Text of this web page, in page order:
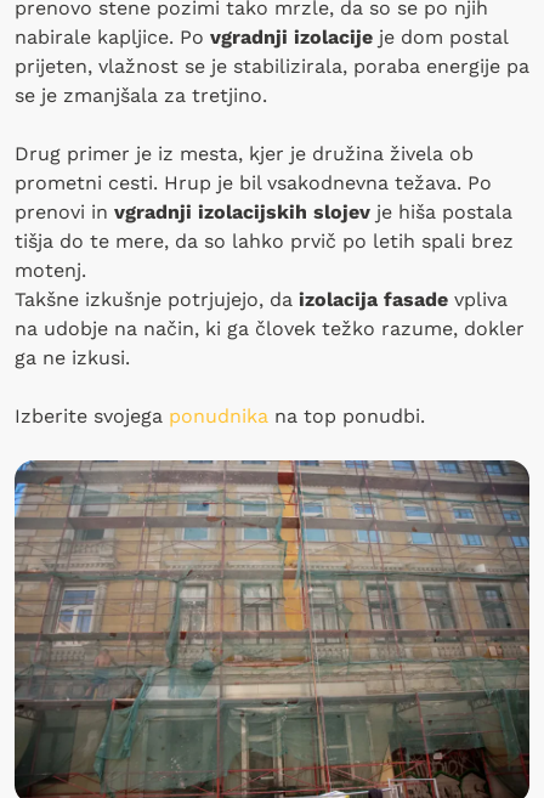
prenovo stene pozimi tako mrzle, da so se po njih
nabirale kapljice. Po vgradnji izolacije je dom postal
prijeten, vlažnost se je stabilizirala, poraba energije pa
se je zmanjšala za tretjino.
Drug primer je iz mesta, kjer je družina živela ob
prometni cesti. Hrup je bil vsakodnevna težava. Po
prenovi in vgradnji izolacijskih slojev je hiša postala
tišja do te mere, da so lahko prvič po letih spali brez
motenj.
Takšne izkušnje potrjujejo, da izolacija fasade vpliva
na udobje na način, ki ga človek težko razume, dokler
ga ne izkusi.
Izberite svojega ponudnika na top ponudbi.